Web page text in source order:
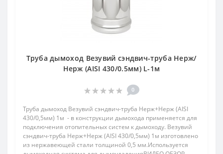
Труба дымоход Везувий сэндвич-труба Нерж/
Нерж (AISI 430/0.5мм) L-1м
0
Труба дымоход Везувий сэндвич-труба Нерж+Нерж (AISI
430/0,5мм) 1м - в конструкции дымохода применяется для
подключения отопительных систем к дымоходу. Везувий
сэндвич-труба Нерж+Нерж (AISI 430/0,5мм) 1м изготовлено
из нержавеющей стали толщиной 0,5 мм.Используется